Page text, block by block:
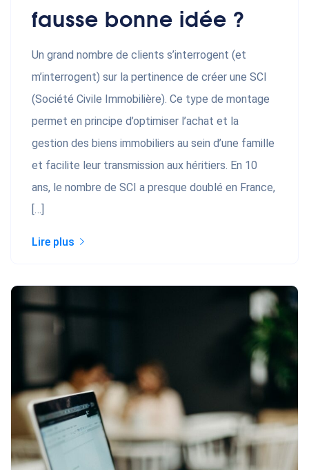
fausse bonne idée ?
Un grand nombre de clients s’interrogent (et
m’interrogent) sur la pertinence de créer une SCI
(Société Civile Immobilière). Ce type de montage
permet en principe d’optimiser l’achat et la
gestion des biens immobiliers au sein d’une famille
et facilite leur transmission aux héritiers. En 10
ans, le nombre de SCI a presque doublé en France,
[…]
Lire plus